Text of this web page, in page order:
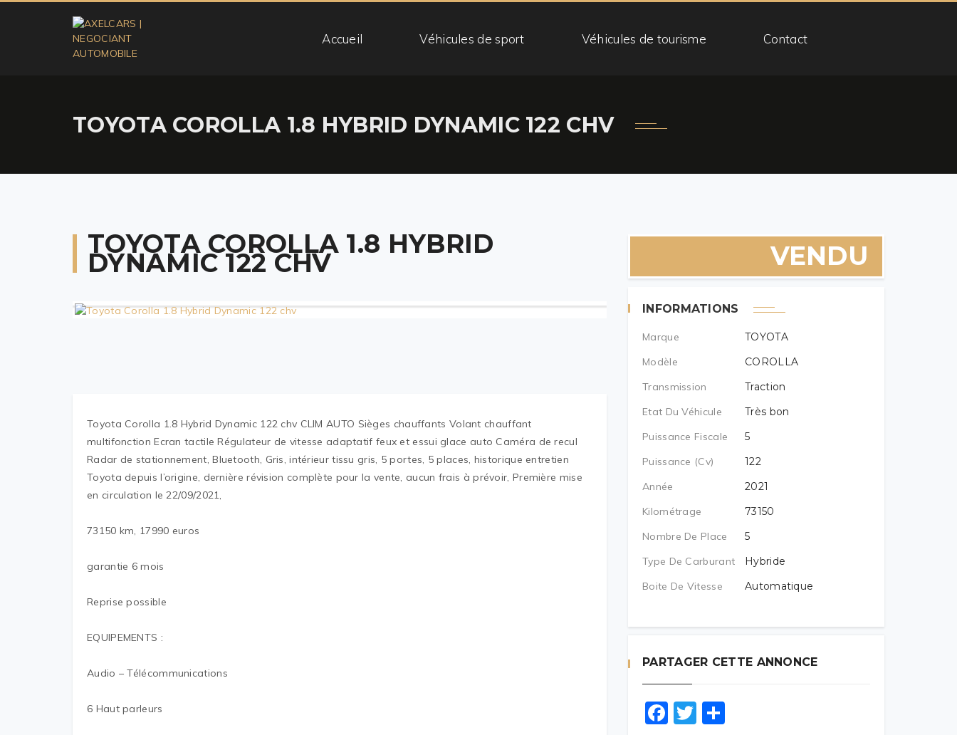
Accueil Véhicules de sport Véhicules de tourisme Contact
TOYOTA COROLLA 1.8 HYBRID DYNAMIC 122 CHV
TOYOTA COROLLA 1.8 HYBRID
DYNAMIC 122 CHV
Toyota Corolla 1.8 Hybrid Dynamic 122 chv CLIM AUTO Sièges chauffants Volant chauffant
multifonction Ecran tactile Régulateur de vitesse adaptatif feux et essui glace auto Caméra de recul
Radar de stationnement, Bluetooth, Gris, intérieur tissu gris, 5 portes, 5 places, historique entretien
Toyota depuis l’origine, dernière révision complète pour la vente, aucun frais à prévoir, Première mise
en circulation le 22/09/2021,
73150 km, 17990 euros
garantie 6 mois
Reprise possible
EQUIPEMENTS :
Audio – Télécommunications
6 Haut parleurs
VENDU
INFORMATIONS
Marque
TOYOTA
Modèle
COROLLA
Transmission
Traction
Etat Du Véhicule
Très bon
Puissance Fiscale
5
Puissance (cv)
122
Année
2021
Kilométrage
73150
Nombre De Place
5
Type De Carburant
Hybride
Boite De Vitesse
Automatique
PARTAGER CETTE ANNONCE
Facebook
Twitter